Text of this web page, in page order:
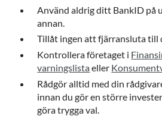
Använd aldrig ditt BankID på
annan.
Tillåt ingen att fjärransluta till
Kontrollera företaget i
varningslistaeller
Rådgör alltid med din
innan du gör en större
göra trygga val.